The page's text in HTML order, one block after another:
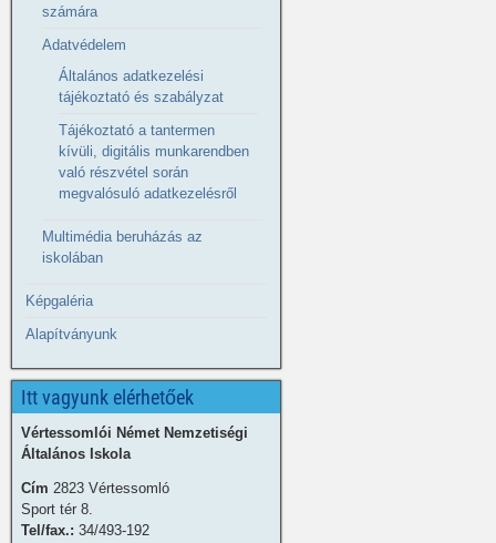
számára
Adatvédelem
Általános adatkezelési
tájékoztató és szabályzat
Tájékoztató a tantermen
kívüli, digitális munkarendben
való részvétel során
megvalósuló adatkezelésről
Multimédia beruházás az
iskolában
Képgaléria
Alapítványunk
Itt vagyunk elérhetőek
Vértessomlói Német Nemzetiségi
Általános Iskola
Cím 2823 Vértessomló
Sport tér 8.
Tel/fax.: 34/493-192